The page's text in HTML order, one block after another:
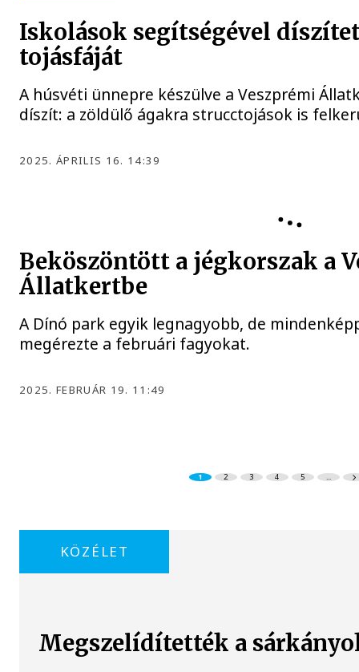
Iskolások segítségével
tojásfáját
A húsvéti ünnepre készülve a Veszprémi
díszít: a zöldülő ágakra strucctojások is
2025. ÁPRILIS 16. 14:39
Beköszöntött a jégkorszak a
Állatkertbe
A Dínó park egyik legnagyobb, de
megérezte a februári fagyokat.
2025. FEBRUÁR 19. 11:49
1 2 3 4 5 ...
KÖZÉLET
Megszelídítették a